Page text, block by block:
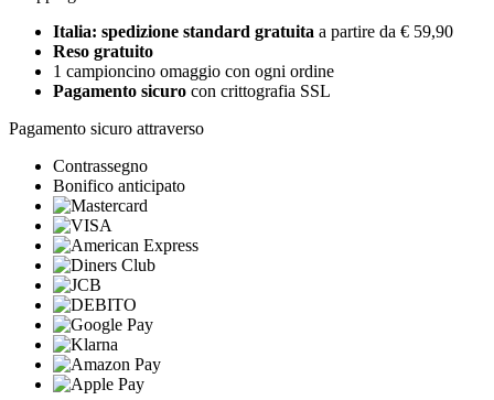
Italia: spedizione standard gratuita a partire da € 59,90
Reso gratuito
1 campioncino omaggio con ogni ordine
Pagamento sicuro con crittografia SSL
Pagamento sicuro attraverso
Contrassegno
Bonifico anticipato